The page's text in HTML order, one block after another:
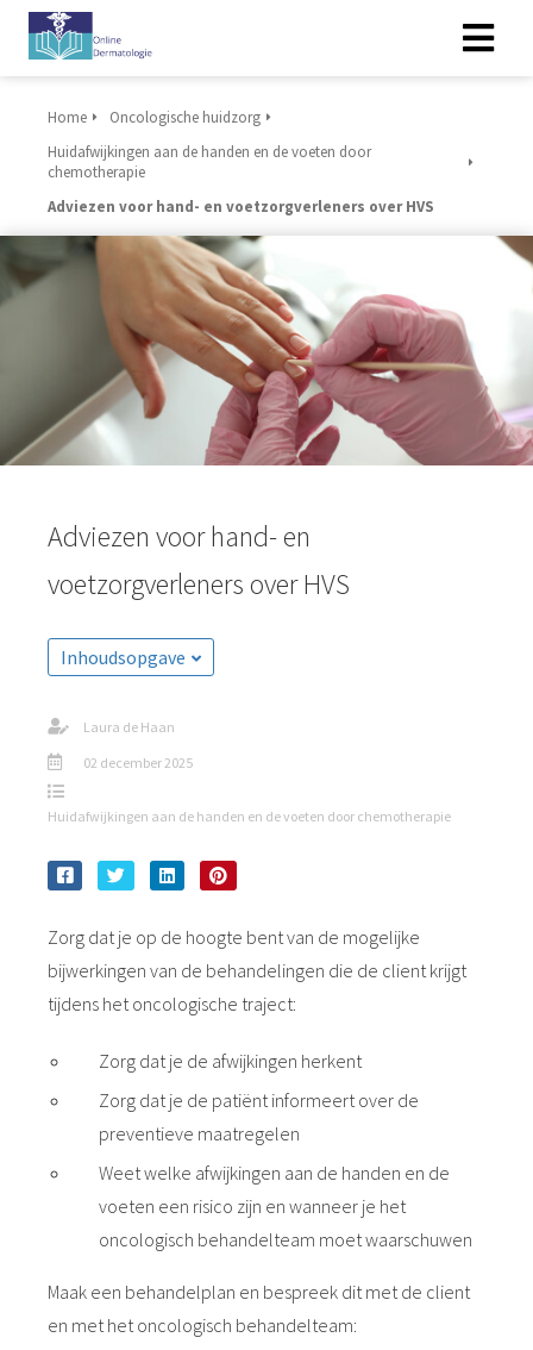
Home
Oncologische huidzorg
Huidafwijkingen aan de handen en de voeten door
chemotherapie
Adviezen voor hand- en voetzorgverleners over HVS
Adviezen voor hand- en
voetzorgverleners over HVS
Inhoudsopgave
Laura de Haan
02 december 2025
Huidafwijkingen aan de handen en de voeten door chemotherapie
Zorg dat je op de hoogte bent van de mogelijke
bijwerkingen van de behandelingen die de client krijgt
tijdens het oncologische traject:
Zorg dat je de afwijkingen herkent
Zorg dat je de patiënt informeert over de
preventieve maatregelen
Weet welke afwijkingen aan de handen en de
voeten een risico zijn en wanneer je het
oncologisch behandelteam moet waarschuwen
Maak een behandelplan en bespreek dit met de client
en met het oncologisch behandelteam: